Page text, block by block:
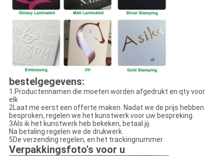
bestelgegevens:
1.Productennamen die moeten worden afgedrukt en qty voor
elk
2Laat me eerst een offerte maken. Nadat we de prijs hebben
besproken, regelen we het kunstwerk voor uw bespreking.
3Als ik het kunstwerk heb bekeken, betaal jij.
Na betaling regelen we de drukwerk.
5De verzending regelen, en het trackingnummer.
Verpakkingsfoto's voor u